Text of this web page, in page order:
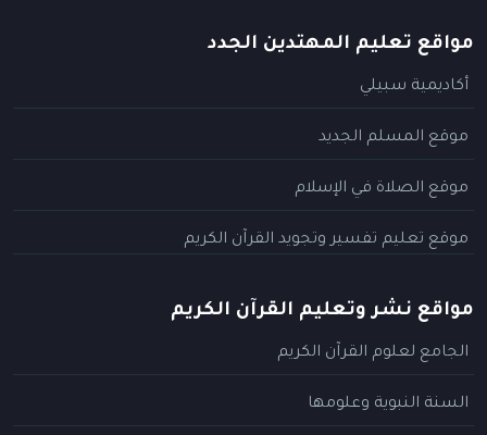
مواقع تعليم المهتدين الجدد
أكاديمية سبيلي
موقع المسلم الجديد
موقع الصلاة في الإسلام
موقع تعليم تفسير وتجويد القرآن الكريم
مواقع نشر وتعليم القرآن الكريم
الجامع لعلوم القرآن الكريم
السنة النبوية وعلومها